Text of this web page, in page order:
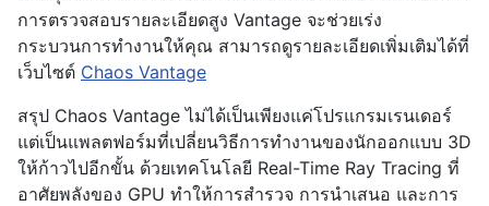
การตรวจสอบรายละเอียดสูง Vantage จะช่วยเร่ง
กระบวนการทำงานให้คุณ สามารถดูรายละเอียดเพิ่มเติมได้ที่
เว็บไซต์ Chaos Vantage
สรุป Chaos Vantage ไม่ได้เป็นเพียงแค่โปรแกรมเรนเดอร์
แต่เป็นแพลตฟอร์มที่เปลี่ยนวิธีการทำงานของนักออกแบบ 3D
ให้ก้าวไปอีกขั้น ด้วยเทคโนโลยี Real-Time Ray Tracing ที่
อาศัยพลังของ GPU ทำให้การสำรวจ การนำเสนอ และการ